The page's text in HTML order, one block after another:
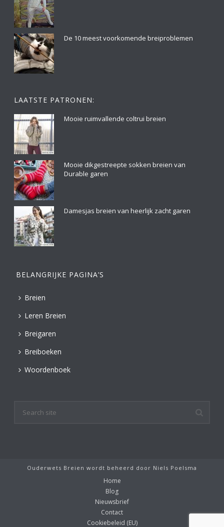
De 10 meest voorkomende breiproblemen
LAATSTE PATRONEN:
Mooie ruimvallende coltrui breien
Mooie dikgestreepte sokken breien van
Durable garen
Damesjas breien van heerlijk zacht garen
BELANGRIJKE PAGINA’S
Breien
Leren Breien
Breigaren
Breiboeken
Woordenboek
Ouderwets Breien wordt beheerd door Niels Poelsma
Home
Blog
Nieuwsbrief
Contact
Cookiebeleid (EU)